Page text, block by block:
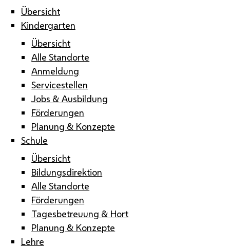
Übersicht
Kindergarten
Übersicht
Alle Standorte
Anmeldung
Servicestellen
Jobs & Ausbildung
Förderungen
Planung & Konzepte
Schule
Übersicht
Bildungsdirektion
Alle Standorte
Förderungen
Tagesbetreuung & Hort
Planung & Konzepte
Lehre